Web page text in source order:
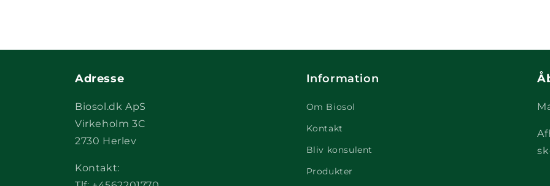
Adresse
Biosol.dk ApS
Virkeholm 3C
2730 Herlev
Kontakt:
Information
Om Biosol
Kontakt
Bliv konsulent
Produkter